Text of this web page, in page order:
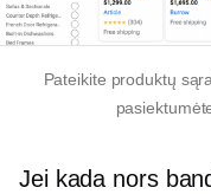
Pateikite produktų
Jei kada nors